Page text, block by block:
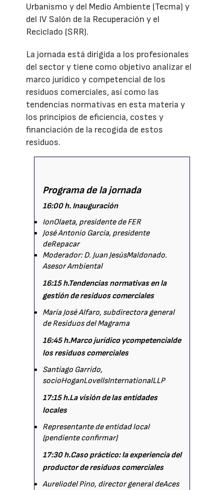
Urbanismo y del Medio Ambiente (Tecma) y
del IV Salón de la Recuperación y el
Reciclado (SRR).
La jornada está dirigida a los profesionales
del sector y tiene como objetivo analizar el
marco jurídico y competencial de los
residuos comerciales, así como las
tendencias normativas en esta materia y
los principios de eficiencia, costes y
financiación de la recogida de estos
residuos.
Programa de la jornada
16:00 h. Inauguración
IonOlaeta, presidente de FER
José Antonio García, presidente
deRepacar
Moderador: D. Juan JesúsMaldonado.
Asesor Ambiental
16:15 h.Tendencias normativas en la
gestión de residuos comerciales
María José Alfaro, subdirectora general
de Residuos del Magrama
16:45 h.Marco jurídico ycompetencialde
los residuos comerciales
Santiago Garrido,
socioHoganLovellsInternationalLLP
17:15 h.La visión de las entidades
locales
Representante de entidad local
(pendiente confirmar)
17:30 h.Caso práctico: la experiencia del
productor de residuos comerciales
Aureliodel Pino, director general deAces